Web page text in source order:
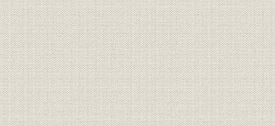
3. 電気分銅試験
試験着手
電気分銅の困難
分銅試験期の操業状況
第1章 電線工業の黎明期